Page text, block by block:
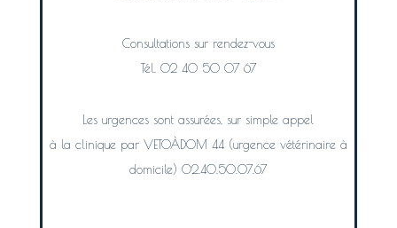
Consultations sur rendez-vous
Tél. 02 40 50 07 67
Les urgences sont assurées, sur simple appel
à la clinique par VETOÀDOM 44 (urgence vétérinaire à
domicile) 02.40.50.07.67